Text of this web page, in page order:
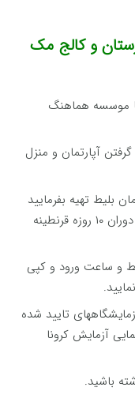
و کالج مک
موسسه هماهنگ
گرفتن آپارتمان و منزل
بلیط تهیه بفرمایید
تا مجبور به ورود به هتل نباشید زیرا دوران ۱۰ روزه قرنطینه
و ساعت ورود و کپی
تایید شده
آزمایش کرونا
باشید.